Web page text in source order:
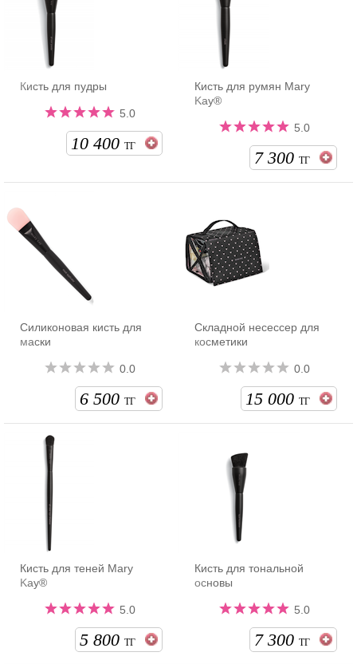
Кисть для пудры
5.0
10 400 ТГ
Кисть для румян Mary
Kay®
5.0
7 300 ТГ
Силиконовая кисть для
маски
0.0
6 500 ТГ
Складной несессер для
косметики
0.0
15 000 ТГ
Кисть для теней Mary
Kay®
5.0
5 800 ТГ
Кисть для тональной
основы
5.0
7 300 ТГ